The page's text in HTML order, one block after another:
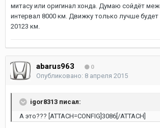
митасу или оригинал хонда. Думаю сойдёт
интервал 8000 км. Движку только лучше
20123 км.
abarus963 0
Опубликовано: 8 апреля 2015
igor8313 писал:
А это??? [ATTACH=CONFIG]3086[/ATTACH]